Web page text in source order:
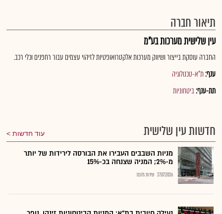
תיאור חברה
עין שלישית מערכות בע"מ
החברה עוסקת בייצור ושיווק מערכות אלקטרואופטיות לזיהוי עצמים עבור רחפנים וכלי רכב.
ענף:ת"א-טכנולוגיה
תת-ענף:ביטחוניות
חדשות עין שלישית עוד חדשות
מניות השבבים העבירו את הבורסה לירידות של יותר
מ-2%; המניה שצנחה בכ-15%
27.07.2026 שירות גלובס